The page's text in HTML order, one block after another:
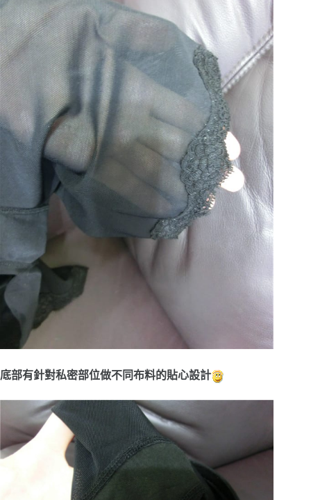
底部有針對私密部位做不同布料的貼心設計